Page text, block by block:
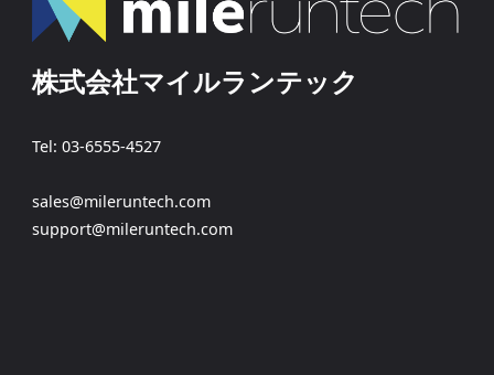
株式会社マイルランテック
Tel: 03-6555-4527
sales@mileruntech.com
support@mileruntech.com